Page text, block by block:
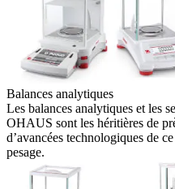
Balances analytiques
Les balances analytiques et les
OHAUS sont les héritières de
d’avancées technologiques de
pesage.